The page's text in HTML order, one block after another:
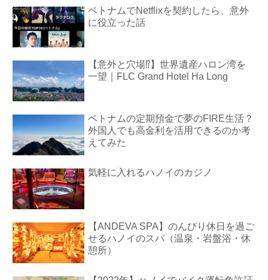
ベトナムでNetflixを契約したら、意外
に役立った話
【意外と穴場⁉︎】世界遺産ハロン湾を
一望｜FLC Grand Hotel Ha Long
ベトナムの定期預金で夢のFIRE生活？
外国人でも高金利を活用できるのか考
えてみた
気軽に入れるハノイのカジノ
【ANDEVA SPA】のんびり休日を過ご
せるハノイのスパ（温泉・岩盤浴・休
憩所）